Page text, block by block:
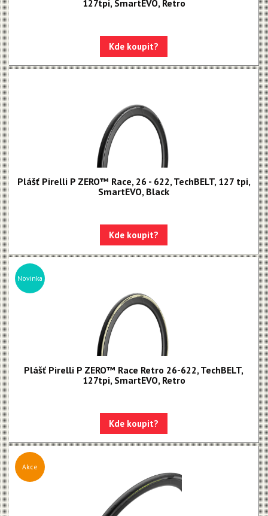
127tpi, SmartEVO, Retro
Kde koupit?
Plášť Pirelli P ZERO™ Race, 26 - 622, TechBELT, 127 tpi,
SmartEVO, Black
Kde koupit?
Novinka
Plášť Pirelli P ZERO™ Race Retro 26-622, TechBELT,
127tpi, SmartEVO, Retro
Kde koupit?
Akce